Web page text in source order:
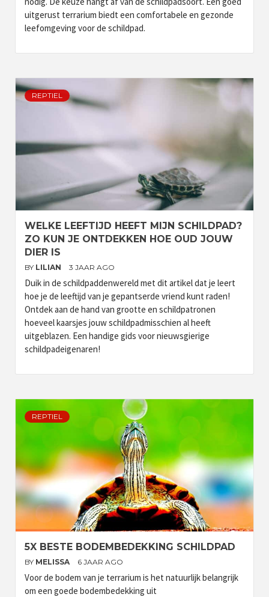
uitgerust terrarium biedt een comfortabele en gezonde
leefomgeving voor de schildpad.
REPTIEL
WELKE LEEFTIJD HEEFT MIJN SCHILDPAD?
ZO KUN JE ONTDEKKEN HOE OUD JOUW
DIER IS
BY LILIAN 3 JAAR AGO
Duik in de schildpaddenwereld met dit artikel dat je leert
hoe je de leeftijd van je gepantserde vriend kunt raden!
Ontdek aan de hand van grootte en schildpatronen
hoeveel kaarsjes jouw schildpadmisschien al heeft
uitgeblazen. Een handige gids voor nieuwsgierige
schildpadeigenaren!
REPTIEL
5X BESTE BODEMBEDEKKING SCHILDPAD
BY MELISSA 6 JAAR AGO
Voor de bodem van je terrarium is het natuurlijk belangrijk
om een goede bodembedekking uit